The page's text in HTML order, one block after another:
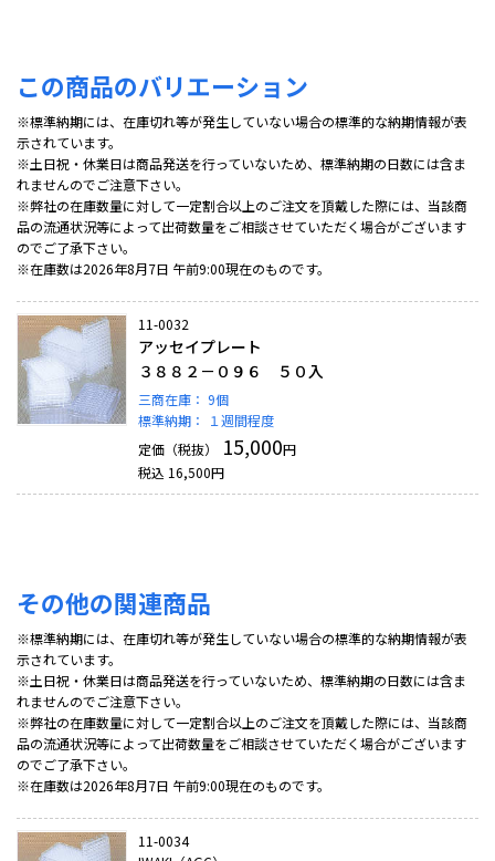
この商品のバリエーション
※標準納期には、在庫切れ等が発生していない場合の標準的な納期情報が表
示されています。
※土日祝・休業日は商品発送を行っていないため、標準納期の日数には含ま
れませんのでご注意下さい。
※弊社の在庫数量に対して一定割合以上のご注文を頂戴した際には、当該商
品の流通状況等によって出荷数量をご相談させていただく場合がございます
のでご了承下さい。
※在庫数は2026年8月7日 午前9:00現在のものです。
11-0032
アッセイプレート
３８８２－０９６ ５０入
三商在庫： 9個
標準納期：
１週間程度
定価（税抜）
15,000円
税込 16,500円
その他の関連商品
※標準納期には、在庫切れ等が発生していない場合の標準的な納期情報が表
示されています。
※土日祝・休業日は商品発送を行っていないため、標準納期の日数には含ま
れませんのでご注意下さい。
※弊社の在庫数量に対して一定割合以上のご注文を頂戴した際には、当該商
品の流通状況等によって出荷数量をご相談させていただく場合がございます
のでご了承下さい。
※在庫数は2026年8月7日 午前9:00現在のものです。
11-0034